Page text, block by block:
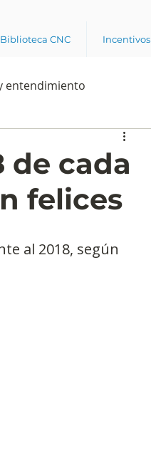
Biblioteca CNC Incentivos
entendimiento
Business analytics
de opinión pública
del trabajador
de cada
felices
al 2018, según